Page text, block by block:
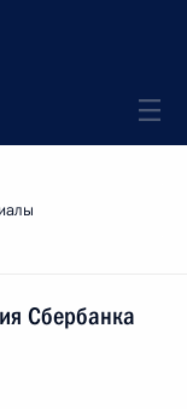
Сбербанка